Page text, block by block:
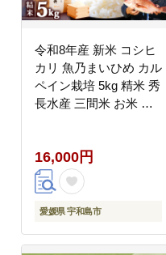
令和8年産 新米 コシヒ
カリ 魚乃まいひめ カル
ペイン栽培 5kg 精米 秀
長水産 三間米 お米 米
メ kome 小分け お弁当
弁当 おにぎり ふっくら
ツヤツヤ 美味しい 甘い
備蓄 防災 産地直送 数
島 G016-016007
16,000円
愛媛県 宇和島市